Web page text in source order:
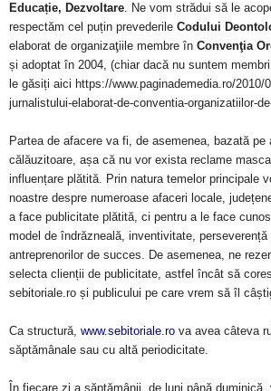
Educație, Dezvoltare. Ne vom strădui să le
respectăm cel puțin prevederile Codului
elaborat de organizaţiile membre în Convenţia
și adoptat în 2004, (chiar dacă nu suntem
le găsiți aici https://www.paginademedia.ro/2010/
jurnalistului-elaborat-de-conventia-organizatiilor-
Partea de afacere va fi, de asemenea, bazată pe
călăuzitoare, așa că nu vor exista reclame
influențare plătită. Prin natura temelor principale
noastre despre numeroase afaceri locale,
a face publicitate plătită, ci pentru a le face
model de îndrăzneală, inventivitate,
antreprenorilor de succes. De asemenea, ne
selecta clienții de publicitate, astfel încât să
sebitoriale.ro și publicului pe care vrem să îl
Ca structură, www.sebitoriale.ro va avea câteva
săptămânale sau cu altă periodicitate.
În fiecare zi a săptămânii, de luni până